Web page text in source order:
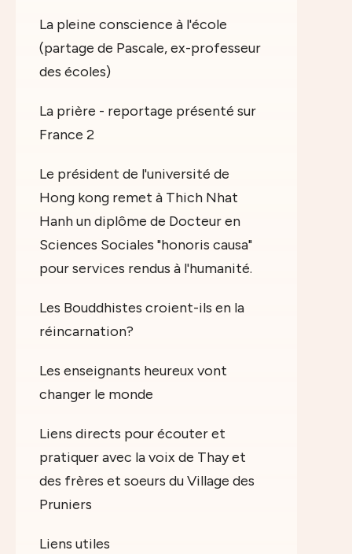
La pleine conscience à l'école
(partage de Pascale, ex-professeur
des écoles)
La prière - reportage présenté sur
France 2
Le président de l'université de
Hong kong remet à Thich Nhat
Hanh un diplôme de Docteur en
Sciences Sociales "honoris causa"
pour services rendus à l'humanité.
Les Bouddhistes croient-ils en la
réincarnation?
Les enseignants heureux vont
changer le monde
Liens directs pour écouter et
pratiquer avec la voix de Thay et
des frères et soeurs du Village des
Pruniers
Liens utiles